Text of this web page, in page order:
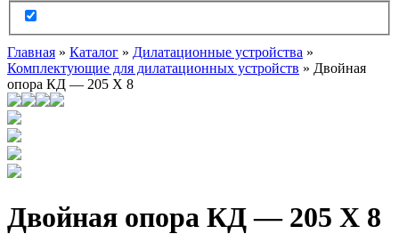
Главная » Каталог » Дилатационные устройства »
Комплектующие для дилатационных устройств » Двойная
опора КД — 205 Х 8
Двойная опора КД — 205 Х 8